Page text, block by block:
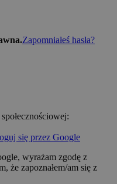
Zapomniałeś hasła?
się przez Google
wyrażam zgodę z
że zapoznałem/am się z